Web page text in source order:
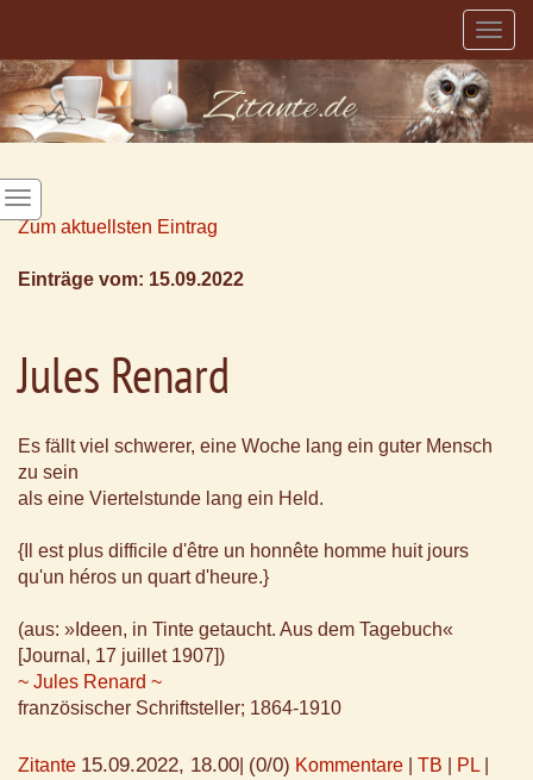
Zum aktuellsten Eintrag
Einträge vom: 15.09.2022
Jules Renard
Es fällt viel schwerer, eine Woche lang ein guter Mensch
zu sein
als eine Viertelstunde lang ein Held.
{Il est plus difficile d'être un honnête homme huit jours
qu'un héros un quart d'heure.}
(aus: »Ideen, in Tinte getaucht. Aus dem Tagebuch«
[Journal, 17 juillet 1907])
~ Jules Renard ~
französischer Schriftsteller; 1864-1910
Zitante 15.09.2022, 18.00 (0/0) Kommentare TB PL